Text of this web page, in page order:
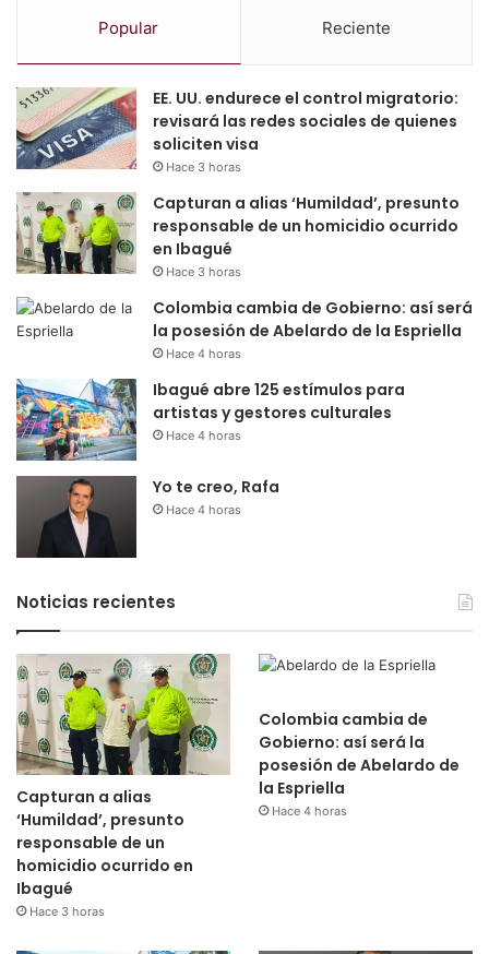
Popular Reciente
EE. UU. endurece el control migratorio:
revisará las redes sociales de quienes
soliciten visa
Hace 3 horas
Capturan a alias ‘Humildad’, presunto
responsable de un homicidio ocurrido
en Ibagué
Hace 3 horas
Colombia cambia de Gobierno: así será
la posesión de Abelardo de la Espriella
Hace 4 horas
Ibagué abre 125 estímulos para
artistas y gestores culturales
Hace 4 horas
Yo te creo, Rafa
Hace 4 horas
Noticias recientes
Capturan a alias
‘Humildad’, presunto
responsable de un
homicidio ocurrido en
Ibagué
Hace 3 horas
Colombia cambia de
Gobierno: así será la
posesión de Abelardo de
la Espriella
Hace 4 horas